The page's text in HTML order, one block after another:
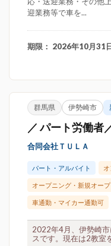
迎業務等で車を...
期限： 2026年10月31
群馬県 伊勢崎市
／ パート労働者
合同会社ＴＵＬＡ
パート・アルバイト
オープニング・新規オー
車通勤・マイカー通勤可
2022年4月、伊勢崎
スです。現在は2教室